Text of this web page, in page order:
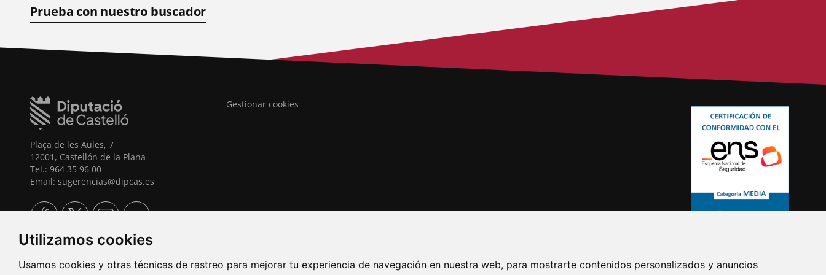
Utilizamos cookies
Usamos cookies y otras técnicas de rastreo para mejorar tu experiencia de navegación en nuestra web, para mostrarte contenidos personalizados y anuncios
Prueba con nuestro buscador
Plaça de les Aules, 7
12001, Castellón de la Plana
Tel.: 964 35 96 00
Email: sugerencias@dipcas.es
Gestionar cookies